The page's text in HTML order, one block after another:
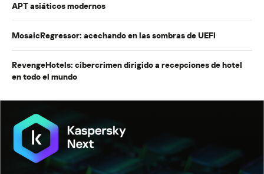
APT asiáticos modernos
MosaicRegressor: acechando en las sombras de UEFI
RevengeHotels: cibercrimen dirigido a recepciones de hotel
en todo el mundo